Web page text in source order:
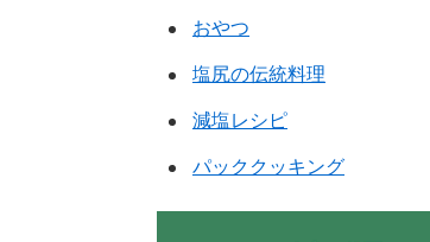
おやつ
塩尻の伝統料理
減塩レシピ
パッククッキング